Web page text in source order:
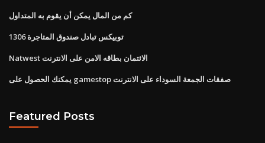
كم من المال يمكن أن يقوم به المتداول
توبيكس تبادل صندوق المتاجرة 1306
Natwest الائتمان بطاقه الامن على الانترنت
يمكنك الحصول على gamestop صفقات الجمعة السوداء على الانترنت
Featured Posts